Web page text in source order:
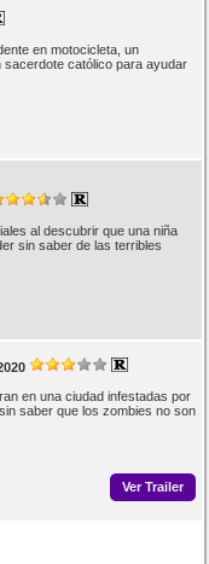
en motocicleta, un
católico para ayudar
al descubrir que una niña
sin saber de las terribles
en una ciudad infestadas por
saber que los zombies no son
Ver Trailer